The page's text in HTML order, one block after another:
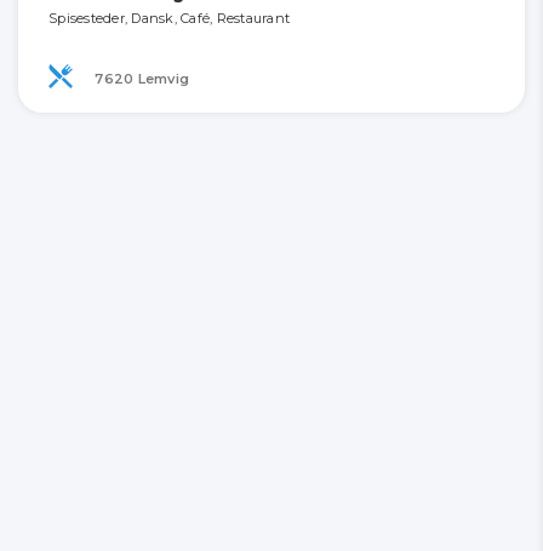
Spisesteder, Dansk, Café, Restaurant
7620 Lemvig